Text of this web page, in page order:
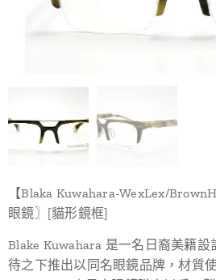
【Blaka Kuwahara-WexLex/
眼鏡〗[貓形鏡框]
Blake Kuwahara 是一名日裔美籍設
待之下推出以同名眼鏡品牌，材質